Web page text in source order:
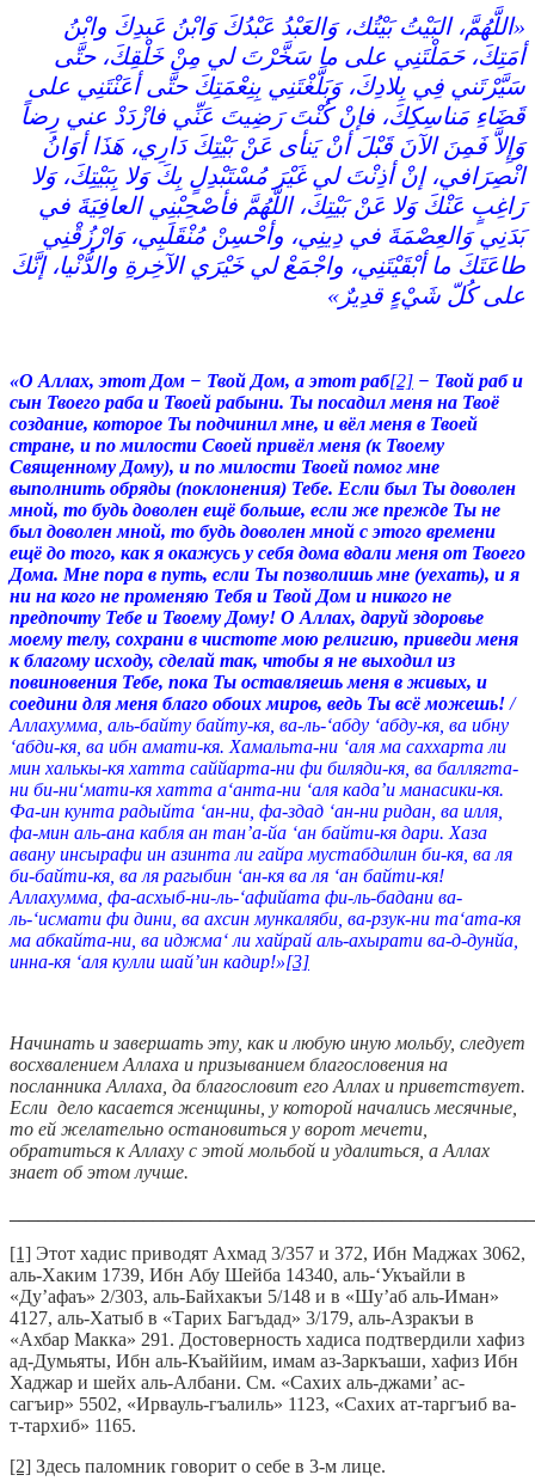
«‏اللَّهُمَّ، البَيْتُ بَيْتُك، وَالعَبْدُ عَبْدُكَ وَابْنُ عَبدِكَ وابْنُ
أمَتِكَ، حَمَلْتَنِي على ما سَخَّرْتَ لي مِنْ خَلْقِكَ، حتَّى
سَيَّرْتَني فِي بِلادِكَ، وَبَلَّغْتَنِي بِنِعْمَتِكَ حتَّى أعَنْتَنِي على
قَضَاءِ مَناسِكِكَ، فإنْ كُنْتَ رَضِيتَ عَنِّي فازْدَدْ عني رِضاً
وَإِلاَّ فَمِنَ الآنَ قَبْلَ أنْ يَنأى عَنْ بَيْتِكَ دَارِي، هَذَا أوَانُ
انْصِرَافي، إنْ أذِنْتَ لي غَيْرَ مُسْتَبْدِلٍ بِكَ وَلا بِبَيْتِكَ، وَلا
رَاغِبٍ عَنْكَ وَلا عَنْ بَيْتِكَ، اللَّهُمَّ فأصْحِبْنِي العافِيَةَ في
بَدَنِي وَالعِصْمَةَ في دِينِي، وأحْسِنْ مُنْقَلَبِي، وَارْزُقْنِي
طاعَتَكَ ما أبْقَيْتَنِي، واجْمَعْ لي خَيْرَي الآخِرةِ والدُّنْيا، إنَّكَ
على كُلّ شَيْءٍ قدِيرٌ‏»‏ ‏
«О Аллах, этот Дом − Твой Дом, а этот раб[2] − Твой раб и
сын Твоего раба и Твоей рабыни. Ты посадил меня на Твоё
создание, которое Ты подчинил мне, и вёл меня в Твоей
стране, и по милости Своей привёл меня (к Твоему
Священному Дому), и по милости Твоей помог мне
выполнить обряды (поклонения) Тебе. Если был Ты доволен
мной, то будь доволен ещё больше, если же прежде Ты не
был доволен мной, то будь доволен мной с этого времени
ещё до того, как я окажусь у себя дома вдали меня от Твоего
Дома. Мне пора в путь, если Ты позволишь мне (уехать), и я
ни на кого не променяю Тебя и Твой Дом и никого не
предпочту Тебе и Твоему Дому! О Аллах, даруй здоровье
моему телу, сохрани в чистоте мою религию, приведи меня
к благому исходу, сделай так, чтобы я не выходил из
повиновения Тебе, пока Ты оставляешь меня в живых, и
соедини для меня благо обоих миров, ведь Ты всё можешь! /
Аллахумма, аль-байту байту-кя, ва-ль-‘абду ‘абду-кя, ва ибну
‘абди-кя, ва ибн амати-кя. Хамальта-ни ‘аля ма саххарта ли
мин халькы-кя хатта саййарта-ни фи биляди-кя, ва баллягта-
ни би-ни‘мати-кя хатта а‘анта-ни ‘аля када’и манасики-кя.
Фа-ин кунта радыйта ‘ан-ни, фа-здад ‘ан-ни ридан, ва илля,
фа-мин аль-ана кабля ан тан’а-йа ‘ан байти-кя дари. Хаза
авану инсырафи ин азинта ли гайра мустабдилин би-кя, ва ля
би-байти-кя, ва ля рагыбин ‘ан-кя ва ля ‘ан байти-кя!
Аллахумма, фа-асхыб-ни-ль-‘афийата фи-ль-бадани ва-
ль-‘исмати фи дини, ва ахсин мункаляби, ва-рзук-ни та‘ата-кя
ма абкайта-ни, ва иджма‘ ли хайрай аль-ахырати ва-д-дунйа,
инна-кя ‘аля кулли шай’ин кадир!»[3]
Начинать и завершать эту, как и любую иную мольбу, следует
восхвалением Аллаха и призыванием благословения на
посланника Аллаха, да благословит его Аллах и приветствует.
Если дело касается женщины, у которой начались месячные,
то ей желательно остановиться у ворот мечети,
обратиться к Аллаху с этой мольбой и удалиться, а Аллах
знает об этом лучше.
[1] Этот хадис приводят Ахмад 3/357 и 372, Ибн Маджах 3062,
аль-Хаким 1739, Ибн Абу Шейба 14340, аль-‘Укъайли в
«Ду’афаъ» 2/303, аль-Байхакъи 5/148 и в «Шу’аб аль-Иман»
4127, аль-Хатыб в «Тарих Багъдад» 3/179, аль-Азракъи в
«Ахбар Макка» 291. Достоверность хадиса подтвердили хафиз
ад-Думьяты, Ибн аль-Къаййим, имам аз-Заркъаши, хафиз Ибн
Хаджар и шейх аль-Албани. См. «Сахих аль-джами’ ас-
сагъир» 5502, «Ирвауль-гъалиль» 1123, «Сахих ат-таргъиб ва-
т-тархиб» 1165.
[2] Здесь паломник говорит о себе в 3-м лице.